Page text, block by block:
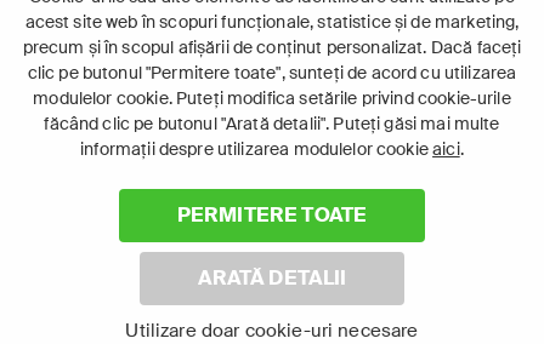
acest site web în scopuri funcționale, statistice și de marketing,
precum și în scopul afișării de conținut personalizat. Dacă faceți
clic pe butonul "Permitere toate", sunteți de acord cu utilizarea
modulelor cookie. Puteți modifica setările privind cookie-urile
făcând clic pe butonul "Arată detalii". Puteți găsi mai multe
informații despre utilizarea modulelor cookieaici.
PERMITERE TOATE
ARATĂ DETALII
Utilizare doar cookie-uri necesare
Laptop
Intră în pat și urmărește acel episod incitant.
ABONEAZĂ-TE ACUM
Cerințe de sistem